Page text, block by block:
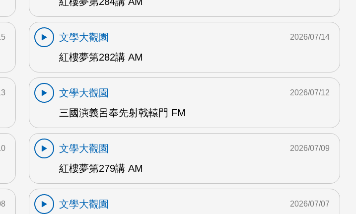
文學大觀園
紅樓夢第282講 AM
2026/07/14
文學大觀園
三國演義呂奉先射戟轅門 FM
2026/07/12
文學大觀園
紅樓夢第279講 AM
2026/07/09
文學大觀園
2026/07/07